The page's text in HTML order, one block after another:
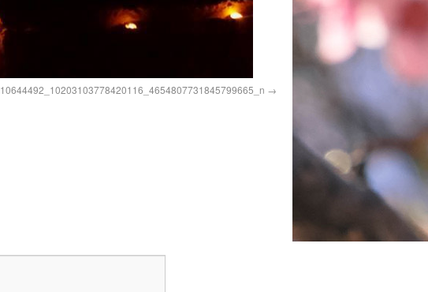
10644492_10203103778420116_4654807731845799665_n